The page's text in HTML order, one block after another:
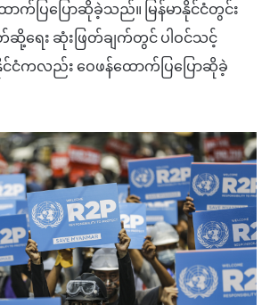
ပြပြောဆိုခဲ့သည်။ မြန်မာနိုင်ငံတွင်း
ရေး ဆုံးဖြတ်ချက်တွင် ပါဝင်သင့်
င်ငံကလည်း ဝေဖန်ထောက်ပြပြောဆိုခဲ့